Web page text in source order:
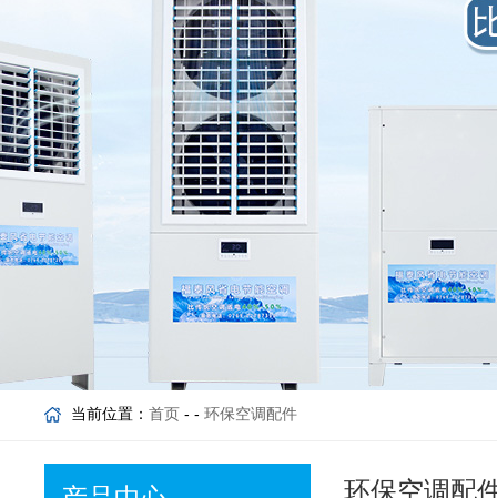
当前位置： 首页 - - 环保空调配件
环保空调配